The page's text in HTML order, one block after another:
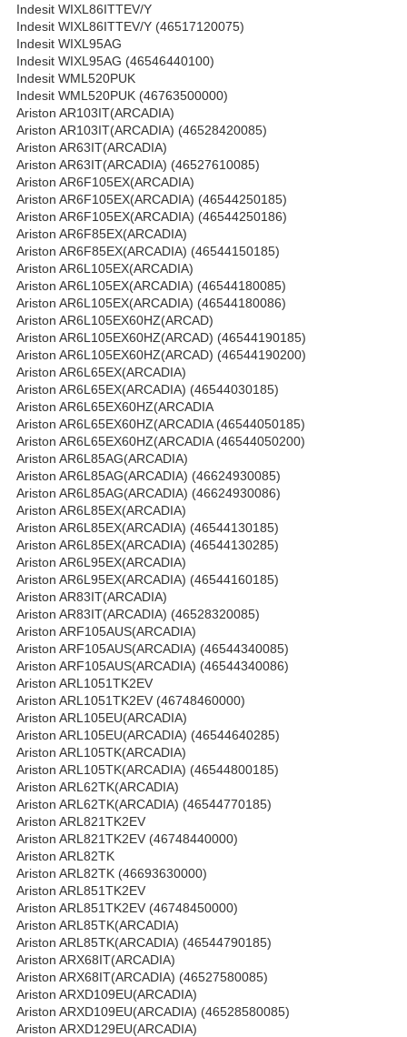
Indesit WIXL86ITTEV/Y
Indesit WIXL86ITTEV/Y (46517120075)
Indesit WIXL95AG
Indesit WIXL95AG (46546440100)
Indesit WML520PUK
Indesit WML520PUK (46763500000)
Ariston AR103IT(ARCADIA)
Ariston AR103IT(ARCADIA) (46528420085)
Ariston AR63IT(ARCADIA)
Ariston AR63IT(ARCADIA) (46527610085)
Ariston AR6F105EX(ARCADIA)
Ariston AR6F105EX(ARCADIA) (46544250185)
Ariston AR6F105EX(ARCADIA) (46544250186)
Ariston AR6F85EX(ARCADIA)
Ariston AR6F85EX(ARCADIA) (46544150185)
Ariston AR6L105EX(ARCADIA)
Ariston AR6L105EX(ARCADIA) (46544180085)
Ariston AR6L105EX(ARCADIA) (46544180086)
Ariston AR6L105EX60HZ(ARCAD)
Ariston AR6L105EX60HZ(ARCAD) (46544190185)
Ariston AR6L105EX60HZ(ARCAD) (46544190200)
Ariston AR6L65EX(ARCADIA)
Ariston AR6L65EX(ARCADIA) (46544030185)
Ariston AR6L65EX60HZ(ARCADIA
Ariston AR6L65EX60HZ(ARCADIA (46544050185)
Ariston AR6L65EX60HZ(ARCADIA (46544050200)
Ariston AR6L85AG(ARCADIA)
Ariston AR6L85AG(ARCADIA) (46624930085)
Ariston AR6L85AG(ARCADIA) (46624930086)
Ariston AR6L85EX(ARCADIA)
Ariston AR6L85EX(ARCADIA) (46544130185)
Ariston AR6L85EX(ARCADIA) (46544130285)
Ariston AR6L95EX(ARCADIA)
Ariston AR6L95EX(ARCADIA) (46544160185)
Ariston AR83IT(ARCADIA)
Ariston AR83IT(ARCADIA) (46528320085)
Ariston ARF105AUS(ARCADIA)
Ariston ARF105AUS(ARCADIA) (46544340085)
Ariston ARF105AUS(ARCADIA) (46544340086)
Ariston ARL1051TK2EV
Ariston ARL1051TK2EV (46748460000)
Ariston ARL105EU(ARCADIA)
Ariston ARL105EU(ARCADIA) (46544640285)
Ariston ARL105TK(ARCADIA)
Ariston ARL105TK(ARCADIA) (46544800185)
Ariston ARL62TK(ARCADIA)
Ariston ARL62TK(ARCADIA) (46544770185)
Ariston ARL821TK2EV
Ariston ARL821TK2EV (46748440000)
Ariston ARL82TK
Ariston ARL82TK (46693630000)
Ariston ARL851TK2EV
Ariston ARL851TK2EV (46748450000)
Ariston ARL85TK(ARCADIA)
Ariston ARL85TK(ARCADIA) (46544790185)
Ariston ARX68IT(ARCADIA)
Ariston ARX68IT(ARCADIA) (46527580085)
Ariston ARXD109EU(ARCADIA)
Ariston ARXD109EU(ARCADIA) (46528580085)
Ariston ARXD129EU(ARCADIA)